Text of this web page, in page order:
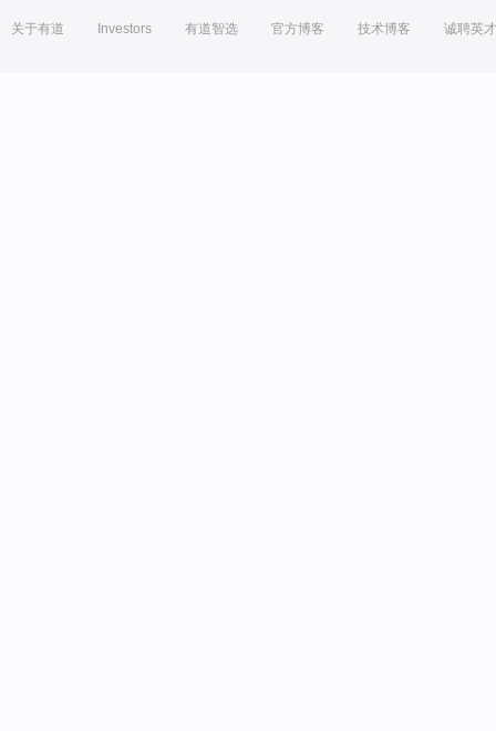
关于有道 Investors 有道智选 官方博客 技术博客 诚聘英才